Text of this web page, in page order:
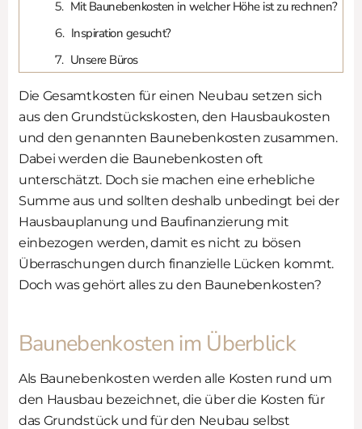
Mit Baunebenkosten in welcher Höhe ist zu rechnen?
Inspiration gesucht?
Unsere Büros
Die Gesamtkosten für einen Neubau setzen sich
aus den Grundstückskosten, den Hausbaukosten
und den genannten Baunebenkosten zusammen.
Dabei werden die Baunebenkosten oft
unterschätzt. Doch sie machen eine erhebliche
Summe aus und sollten deshalb unbedingt bei der
Hausbauplanung und Baufinanzierung mit
einbezogen werden, damit es nicht zu bösen
Überraschungen durch finanzielle Lücken kommt.
Doch was gehört alles zu den Baunebenkosten?
Baunebenkosten im Überblick
Als Baunebenkosten werden alle Kosten rund um
den Hausbau bezeichnet, die über die Kosten für
das Grundstück und für den Neubau selbst